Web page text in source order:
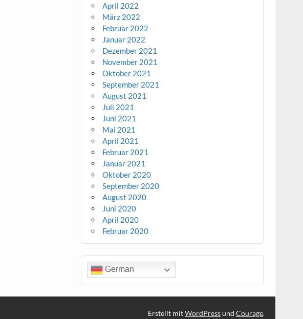
April 2022
März 2022
Februar 2022
Januar 2022
Dezember 2021
November 2021
Oktober 2021
September 2021
August 2021
Juli 2021
Juni 2021
Mai 2021
April 2021
Februar 2021
Januar 2021
Oktober 2020
September 2020
August 2020
Juni 2020
April 2020
Februar 2020
German
Erstellt mitWordPressund Courage.